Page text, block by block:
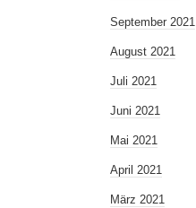
September 2021
August 2021
Juli 2021
Juni 2021
Mai 2021
April 2021
März 2021